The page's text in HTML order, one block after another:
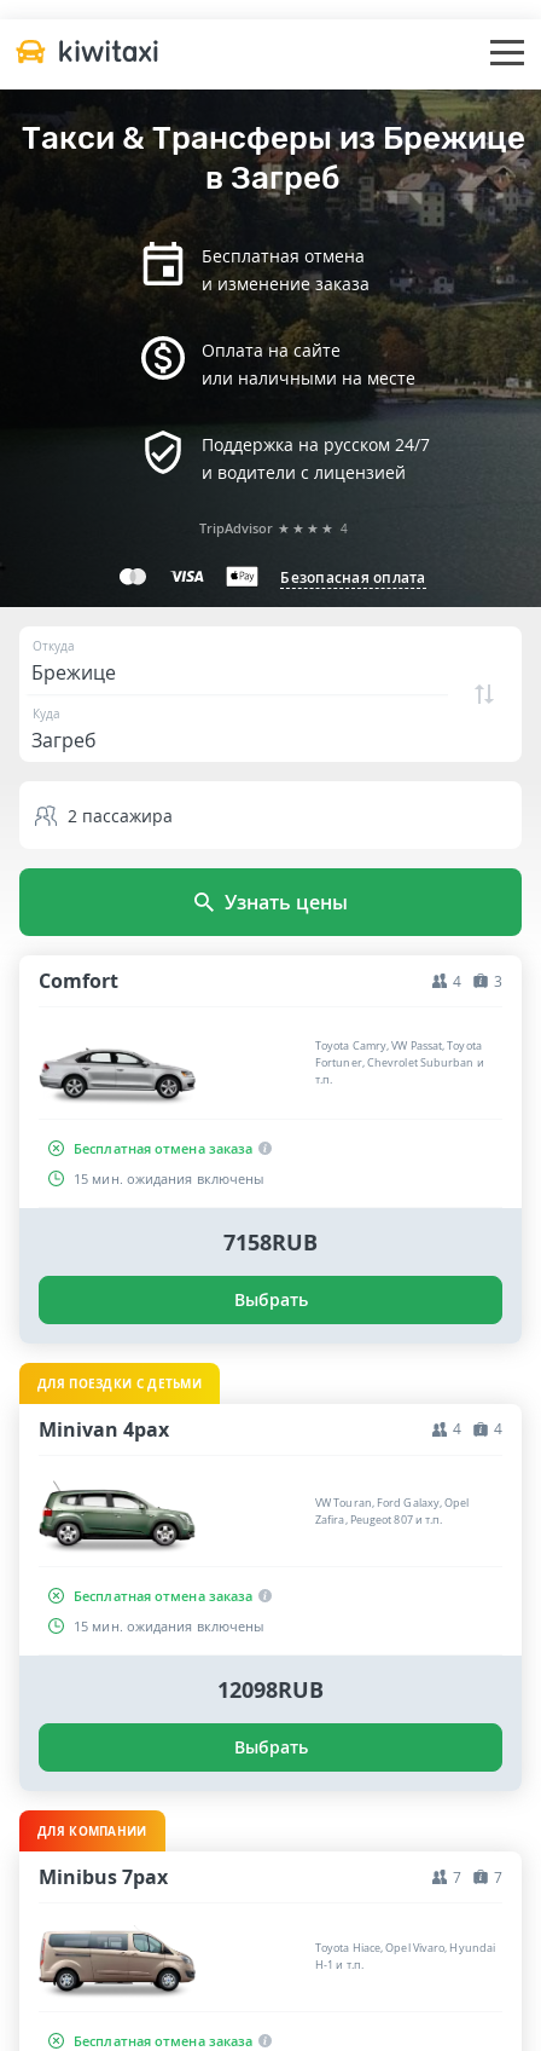
Такси & Трансферы из Брежице
в Загреб
Бесплатная отмена
и изменение заказа
Оплата на сайте
или наличными на месте
Поддержка на русском 24/7
и водители с лицензией
Безопасная оплата
TripAdvisor ★★★★ 4
Откуда
Куда
2 пассажира
Узнать цены
Comfort 4 3
Toyota Camry, VW Passat, Toyota
Fortuner, Chevrolet Suburban и
т.п.
Бесплатная отмена заказа
15 мин. ожидания включены
7158RUB
Выбрать
ДЛЯ ПОЕЗДКИ С ДЕТЬМИ
Minivan 4pax 4 4
VW Touran, Ford Galaxy, Opel
Zafira, Peugeot 807 и т.п.
Бесплатная отмена заказа
15 мин. ожидания включены
12098RUB
Выбрать
ДЛЯ КОМПАНИИ
Minibus 7pax 7 7
Toyota Hiace, Opel Vivaro, Hyundai
H-1 и т.п.
Бесплатная отмена заказа